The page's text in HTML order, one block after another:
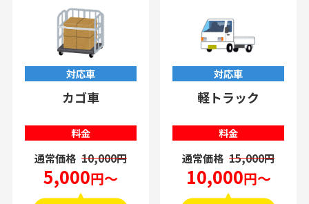
対応車
カゴ車
料金
通常価格 10,000円
5,000円～
対応車
軽トラック
料金
通常価格 15,000円
10,000円～